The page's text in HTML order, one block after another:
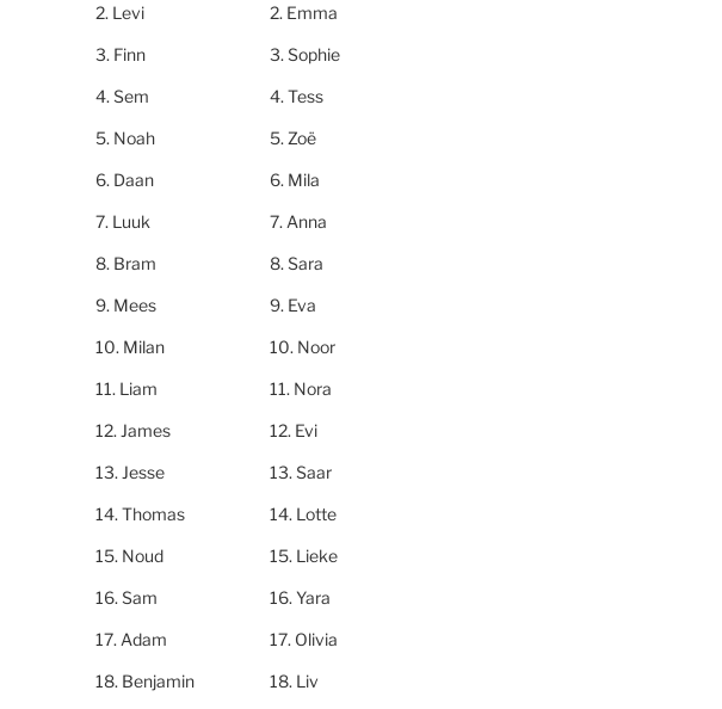
Levi
Finn
Sem
Noah
Daan
Luuk
Bram
Mees
Milan
Liam
James
Jesse
Thomas
Noud
Sam
Adam
Benjamin
Emma
Sophie
Tess
Zoë
Mila
Anna
Sara
Eva
Noor
Nora
Evi
Saar
Lotte
Lieke
Yara
Olivia
Liv